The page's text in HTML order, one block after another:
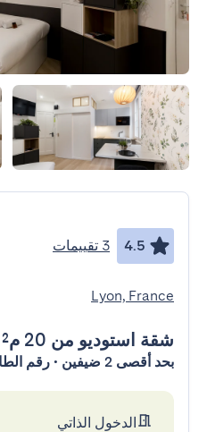
4.5 3 تقييمات
Lyon, France
شقة استوديو من 20 م²
بحد أقصى 2 ضيفين • رقم الطابق 1 • لا مصعد
الدخول الذاتي